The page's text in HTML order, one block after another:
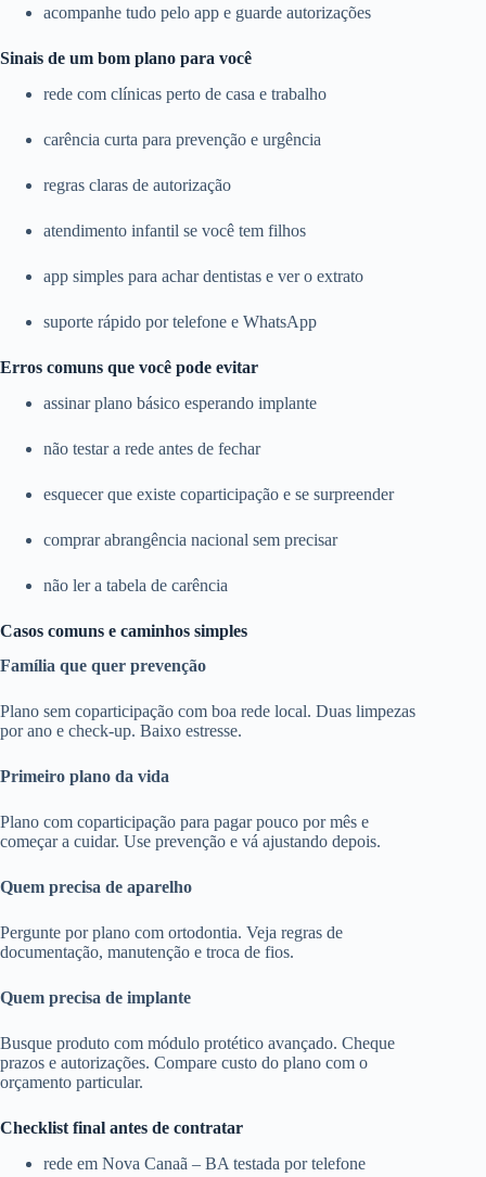
acompanhe tudo pelo app e guarde autorizações
Sinais de um bom plano para você
rede com clínicas perto de casa e trabalho
carência curta para prevenção e urgência
regras claras de autorização
atendimento infantil se você tem filhos
app simples para achar dentistas e ver o extrato
suporte rápido por telefone e WhatsApp
Erros comuns que você pode evitar
assinar plano básico esperando implante
não testar a rede antes de fechar
esquecer que existe coparticipação e se surpreender
comprar abrangência nacional sem precisar
não ler a tabela de carência
Casos comuns e caminhos simples
Família que quer prevenção
Plano sem coparticipação com boa rede local. Duas limpezas
por ano e check-up. Baixo estresse.
Primeiro plano da vida
Plano com coparticipação para pagar pouco por mês e
começar a cuidar. Use prevenção e vá ajustando depois.
Quem precisa de aparelho
Pergunte por plano com ortodontia. Veja regras de
documentação, manutenção e troca de fios.
Quem precisa de implante
Busque produto com módulo protético avançado. Cheque
prazos e autorizações. Compare custo do plano com o
orçamento particular.
Checklist final antes de contratar
rede em Nova Canaã – BA testada por telefone